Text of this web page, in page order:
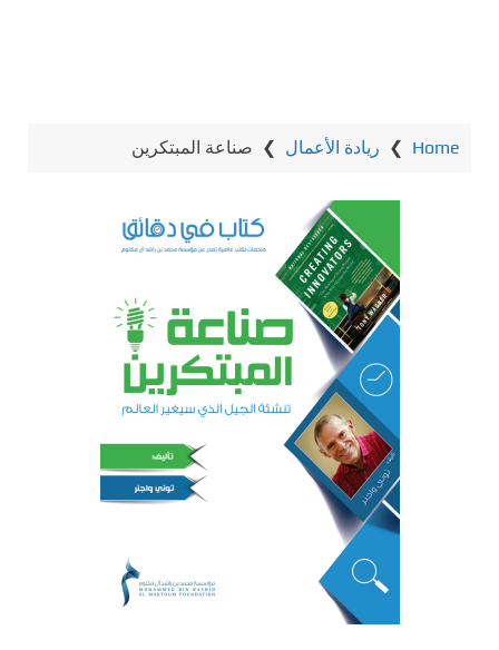
Home
❯ ريادة الأعمال ❯ صناعة المبتكرين